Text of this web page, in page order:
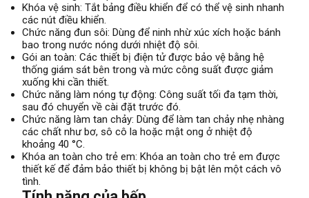
Khóa vệ sinh: Tắt bảng điều khiển để có thể vệ sinh nhanh
các nút điều khiển.
Chức năng đun sôi: Dùng để ninh nhừ xúc xích hoặc bánh
bao trong nước nóng dưới nhiệt độ sôi.
Gói an toàn: Các thiết bị điện tử được bảo vệ bằng hệ
thống giám sát bên trong và mức công suất được giảm
xuống khi cần thiết.
Chức năng làm nóng tự động: Công suất tối đa tạm thời,
sau đó chuyển về cài đặt trước đó.
Chức năng làm tan chảy: Dùng để làm tan chảy nhẹ nhàng
các chất như bơ, sô cô la hoặc mật ong ở nhiệt độ
khoảng 40 °C.
Khóa an toàn cho trẻ em: Khóa an toàn cho trẻ em được
thiết kế để đảm bảo thiết bị không bị bật lên một cách vô
tình.